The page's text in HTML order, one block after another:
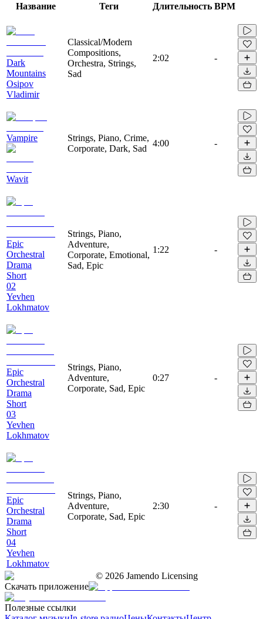
Название Теги Длительность BPM
Dark
Mountains
Osipov
Vladimir
Classical/Modern
Compositions,
Orchestra, Strings,
Sad
2:02 -
Vampire
Wavit
Strings, Piano, Crime,
Corporate, Dark, Sad
4:00 -
Epic
Orchestral
Drama
Short
02
Yevhen
Lokhmatov
Strings, Piano,
Adventure,
Corporate, Emotional,
Sad, Epic
1:22 -
Epic
Orchestral
Drama
Short
03
Yevhen
Lokhmatov
Strings, Piano,
Adventure,
Corporate, Sad, Epic
0:27 -
Epic
Orchestral
Drama
Short
04
Yevhen
Lokhmatov
Strings, Piano,
Adventure,
Corporate, Sad, Epic
2:30 -
© 2026 Jamendo Licensing
Скачать приложение
Полезные ссылки